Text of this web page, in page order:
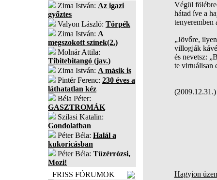
Zima István: Az igazi
győztes
Valyon László: Törpék
Zima István: A
megszokott színek(2.)
Molnár Attila:
Tibitebitangó (jav.)
Zima István: A másik is
Pintér Ferenc: 230 éves a
láthatatlan kéz
Béla Péter:
GASZTROMÁK
Szilasi Katalin:
Gondolatban
Péter Béla: Halál a
kukoricásban
Péter Béla: Tüzérrózsi,
Mozi!
FRISS FÓRUMOK
Végül
hátad íve a
tenyeremben
„Jövőre,
villogják
és nevetsz:
te virtuálisan
(2009.12.31.)
Hagyjon